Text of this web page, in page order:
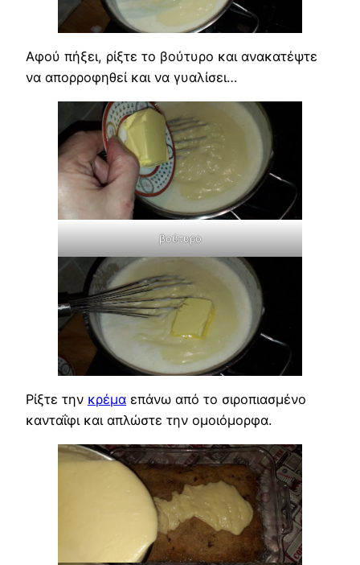
Αφού πήξει, ρίξτε το βούτυρο και ανακατέψτε
να απορροφηθεί και να γυαλίσει…
βούτυρο
Ρίξτε την κρέμα επάνω από το σιροπιασμένο
κανταΐφι και απλώστε την ομοιόμορφα.